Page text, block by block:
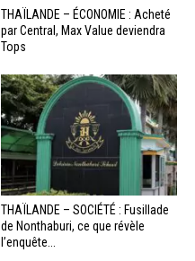
THAÏLANDE – ÉCONOMIE : Acheté
par Central, Max Value deviendra
Tops
THAÏLANDE – SOCIÉTÉ : Fusillade
de Nonthaburi, ce que révèle
l’enquête...